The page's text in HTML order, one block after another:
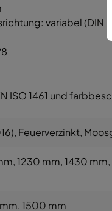
variabel (DIN li/
ISO 1461 und
, Feuerverzinkt,
, 1230 mm, 1430 mm
, 1500 mm